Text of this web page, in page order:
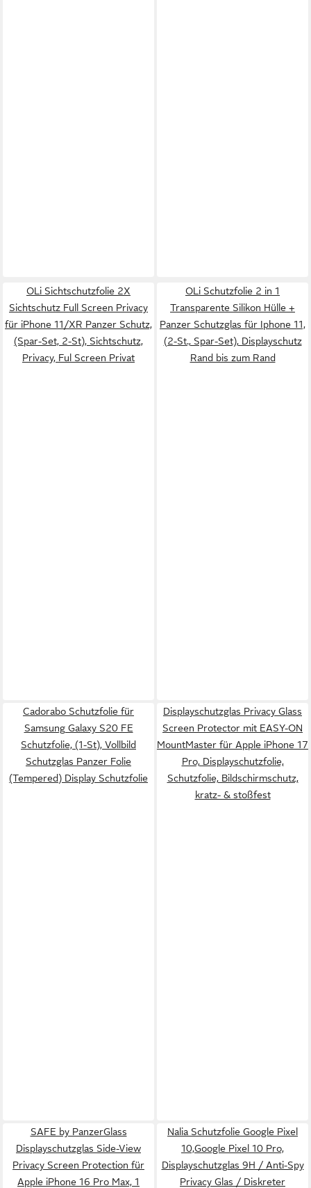
OLi Sichtschutzfolie 2X
Sichtschutz Full Screen Privacy
für iPhone 11/XR Panzer Schutz,
(Spar-Set, 2-St), Sichtschutz,
Privacy, Ful Screen Privat
OLi Schutzfolie 2 in 1
Transparente Silikon Hülle +
Panzer Schutzglas für Iphone 11,
(2-St., Spar-Set), Displayschutz
Rand bis zum Rand
Cadorabo Schutzfolie für
Samsung Galaxy S20 FE
Schutzfolie, (1-St), Vollbild
Schutzglas Panzer Folie
(Tempered) Display Schutzfolie
Displayschutzglas Privacy Glass
Screen Protector mit EASY-ON
MountMaster für Apple iPhone 17
Pro, Displayschutzfolie,
Schutzfolie, Bildschirmschutz,
kratz- & stoßfest
SAFE by PanzerGlass
Displayschutzglas Side-View
Privacy Screen Protection für
Apple iPhone 16 Pro Max, 1
Nalia Schutzfolie Google Pixel
10,Google Pixel 10 Pro,
Displayschutzglas 9H / Anti-Spy
Privacy Glas / Diskreter